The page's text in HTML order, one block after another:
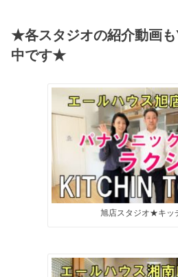
★各スタジオの紹介動画も
中です★
旭店スタジオ★キッ